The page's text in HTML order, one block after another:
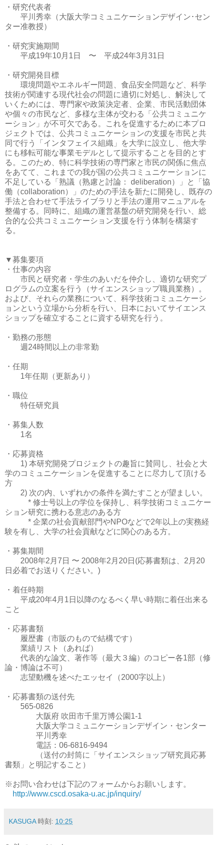
・研究代表者
平川秀幸（大阪大学コミュニケーションデザイン･セン
ター准教授）
・研究実施期間
平成19年10月1日 〜 平成24年3月31日
・研究開発目標
環境問題やエネルギー問題、食品安全問題など、科学
技術が関連する現代社会の問題に適切に対処し、解決して
いくためには、専門家や政策決定者、企業、市民活動団体
や個々の市民など、多様な主体が交わる「公共コミュニケ
ーション」が不可欠である。これを促進するために本プロ
ジェクトでは、公共コミュニケーションの支援を市民と共
同で行う「インタフェイス組織」を大学に設立し、他大学
にも移転可能な事業モデルとして提示することを目的とす
る。このため、特に科学技術の専門家と市民の関係に焦点
をあてて、これまでの我が国の公共コミュニケーションに
不足している「熟議（熟慮と討論： deliberation）」と「協
働（collaboration）」のための手法を新たに開発し、既存の
手法と合わせて手法ライブラリと手法の運用マニュアルを
整備する。同時に、組織の運営基盤の研究開発を行い、総
合的な公共コミュニケーション支援を行う体制を構築す
る。
▼募集要項
・仕事の内容
市民と研究者・学生のあいだを仲介し、適切な研究プ
ログラムの立案を行う（サイエンスショップ職員業務）。
および、それらの業務について、科学技術コミュニケーシ
ョンという立場から分析を行い、日本においてサイエンス
ショップを確立することに資する研究を行う。
・勤務の形態
週24時間以上の非常勤
・任期
1年任期（更新あり）
・職位
特任研究員
・募集人数
1名
・応募資格
1) 本研究開発プロジェクトの趣旨に賛同し、社会と大
学のコミュニケーションを促進することに尽力して頂ける
方
2) 次の内、いずれかの条件を満たすことが望ましい。
* 修士号以上の学位を保持し、科学技術コミュニケー
ション研究に携わる意志のある方
* 企業の社会貢献部門やNPOなどで2年以上の実務経
験を有し、大学の社会貢献などに関心のある方。
・募集期間
2008年2月7日 〜 2008年2月20日(応募書類は、2月20
日必着でお送りください。)
・着任時期
平成20年4月1日以降のなるべく早い時期に着任出来る
こと
・応募書類
履歴書（市販のもので結構です）
業績リスト（あれば）
代表的な論文、著作等（最大３編）のコピー各1部（修
論・博論は不可）
志望動機を述べたエッセイ（2000字以上）
・応募書類の送付先
565-0826
大阪府 吹田市千里万博公園1-1
大阪大学コミュニケーションデザイン・センター
平川秀幸
電話：06-6816-9494
（送付の封筒に「サイエンスショップ研究員応募
書類」と明記すること）
※お問い合わせは下記のフォームからお願いします。
http://www.cscd.osaka-u.ac.jp/inquiry/
KASUGA 時刻: 10:25